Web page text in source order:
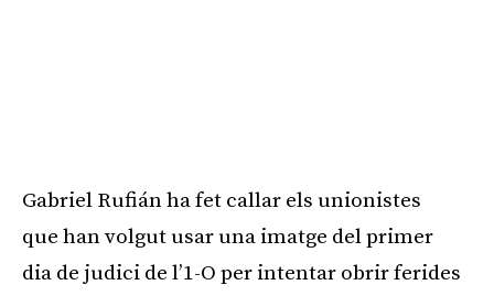
Gabriel Rufián ha fet callar els unionistes
que han volgut usar una imatge del primer
dia de judici de l’1-O per intentar obrir ferides